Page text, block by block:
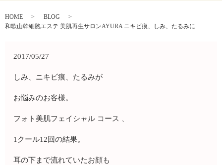
HOME
BLOG
和歌山幹細胞エステ 美肌再生サロンAYURA ニキビ痕、しみ、たるみに
2017/05/27
しみ、ニキビ痕、たるみが
お悩みのお客様。
フォト美肌フェイシャル コース 、
1クール12回の結果。
耳の下まで流れていたお顔も